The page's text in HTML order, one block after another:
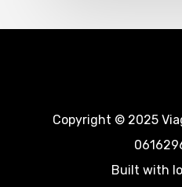
Copyright © 2025
Built with